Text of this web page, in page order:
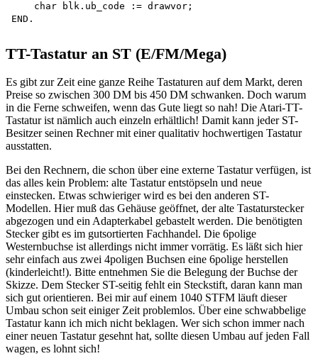
    char blk.ub_code := drawvor;
TT-Tastatur an ST (E/FM/Mega)
Es gibt zur Zeit eine ganze Reihe Tastaturen auf dem Markt, deren
Preise so zwischen 300 DM bis 450 DM schwanken. Doch warum
in die Ferne schweifen, wenn das Gute liegt so nah! Die Atari-TT-
Tastatur ist nämlich auch einzeln erhältlich! Damit kann jeder ST-
Besitzer seinen Rechner mit einer qualitativ hochwertigen Tastatur
ausstatten.
Bei den Rechnern, die schon über eine externe Tastatur verfügen, ist
das alles kein Problem: alte Tastatur entstöpseln und neue
einstecken. Etwas schwieriger wird es bei den anderen ST-
Modellen. Hier muß das Gehäuse geöffnet, der alte Tastaturstecker
abgezogen und ein Adapterkabel gebastelt werden. Die benötigten
Stecker gibt es im gutsortierten Fachhandel. Die 6polige
Westernbuchse ist allerdings nicht immer vorrätig. Es läßt sich hier
sehr einfach aus zwei 4poligen Buchsen eine 6polige herstellen
(kinderleicht!). Bitte entnehmen Sie die Belegung der Buchse der
Skizze. Dem Stecker ST-seitig fehlt ein Steckstift, daran kann man
sich gut orientieren. Bei mir auf einem 1040 STFM läuft dieser
Umbau schon seit einiger Zeit problemlos. Über eine schwabbelige
Tastatur kann ich mich nicht beklagen. Wer sich schon immer nach
einer neuen Tastatur gesehnt hat, sollte diesen Umbau auf jeden Fall
wagen, es lohnt sich!